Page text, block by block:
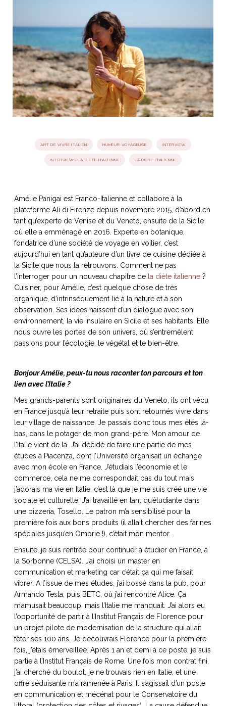
LIRE
ITALIEN
joie de vivre
SUBLIME ! LE DÉCOR ITALIEN
LIRE
ARTISANAT ITALIEN
NOS ARTICLES ART ET DESIGN
Burano, la palette
de tous les
superlatifs
du
ART DE VIVRE ITALIEN
Notre palette
Virtuosa Venezia
ART ET DESIGN
ET FUGUEUSES
AND I
journal
bord
WEBSERIE
Dolce Follia
ART DE VIVRE ITALIEN HUMEUR VOYAGEUSE INTERVIEW
INTERVIEWS LA DIÈTE ITALIENNE LA DIÈTE ITALIENNE
Amélie Panigai est Franco-Italienne et collabore à la
plateforme Ali di Firenze depuis novembre 2015, d’abord en
tant qu’experte de Venise et du Veneto, ensuite de la Sicile
où elle a emménagé en 2016. Experte en botanique,
fondatrice d’une société de voyage en voilier, c’est
aujourd’hui en tant qu’auteure d’un livre de cuisine dédiée à
la Sicile que nous la retrouvons. Comment ne pas
l’interroger pour un nouveau chapitre de la diète italienne?
Cuisiner, pour Amélie, c’est quelque chose de très
organique, d’intrinsèquement lié à la nature et à son
observation. Ses idées naissent d’un dialogue avec son
environnement, la vie insulaire en Sicile et ses habitants. Elle
nous ouvre les portes de son univers, où s’entremêlent
passions pour l’écologie, le végétal et le bien-être.
Bonjour Amélie, peux-tu nous raconter ton parcours et ton
lien avec l’Italie ?
Mes grands-parents sont originaires du Veneto, ils ont vécu
en France jusqu’à leur retraite puis sont retournés vivre dans
leur village de naissance. Je passais donc tous mes étés là-
bas, dans le potager de mon grand-père. Mon amour de
l’Italie vient de là. J’ai décidé de faire une partie de mes
études à Piacenza, dont l’Université organisait un échange
avec mon école en France. J’étudiais l’économie et le
commerce, cela ne me correspondait pas du tout mais
j’adorais ma vie en Italie, c’est là que je me suis créé une vie
sociale et culturelle. J’ai travaillé en tant qu’étudiante dans
une pizzeria, Tosello. Le patron m’a sensibilisé pour la
première fois aux bons produits (il allait chercher des farines
spéciales jusqu’en Ombrie !), c’était mon mentor.
Ensuite, je suis rentrée pour continuer à étudier en France, à
la Sorbonne (CELSA). J’ai choisi un master en
communication et marketing car c’était ça qui me faisait
vibrer. A l’issue de mes études, j’ai bossé dans la pub, pour
Armando Testa, puis BETC, où j’ai rencontré Alice. Ça
m’amusait beaucoup, mais l’Italie me manquait. J’ai alors eu
l’opportunité de partir à l’Institut Français de Florence pour
un projet pilote de modernisation de la structure qui allait
fêter ses 100 ans. Je découvrais Florence pour la première
fois, j’étais émerveillée. Après 1 an et demi à ce poste, je suis
partie à l’Institut Français de Rome. Une fois mon contrat fini,
j’ai cherché du boulot, je ne trouvais rien en Italie, et une
offre séduisante m’a ramenée à Paris. Il s’agissait d’un poste
en communication et mécénat pour le Conservatoire du